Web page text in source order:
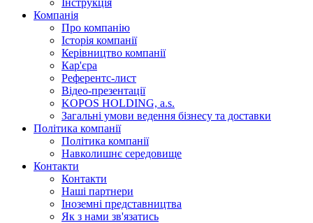
Інструкція
Компанія
Про компанію
Історія компанії
Керівництво компанії
Кар'єра
Референтс-лист
Відео-презентації
KOPOS HOLDING, a.s.
Загальні умови ведення бізнесу та доставки
Політика компанії
Політика компанії
Навколишнє середовище
Контакти
Контакти
Наші партнери
Іноземні представництва
Як з нами зв'язатись